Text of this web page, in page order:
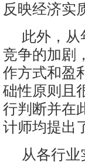
反映经济实
此外，
竞争的加剧
作方式和盈
础性原则且
行判断并在
计师均提出
从各行